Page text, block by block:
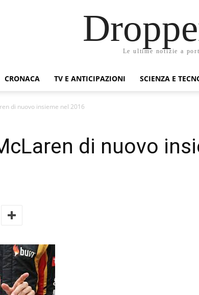
Le ultime notizie a
CRONACA TV E ANTICIPAZIONI SCIENZA E
di nuovo insieme nel 2016
di nuovo